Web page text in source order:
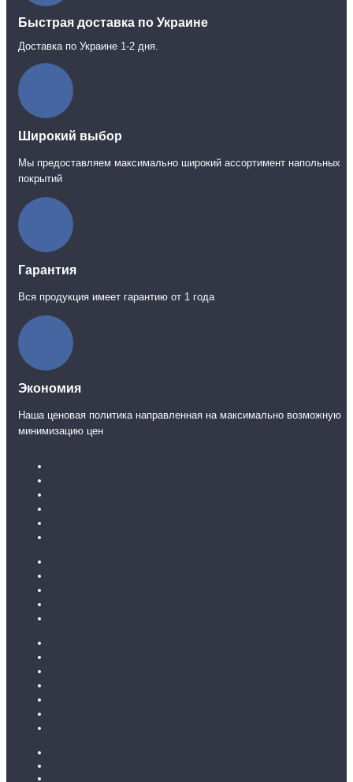
Быстрая доставка по Украине
Доставка по Украине 1-2 дня.
Широкий выбор
Мы предоставляем максимально широкий ассортимент напольных
покрытий
Гарантия
Вся продукция имеет гарантию от 1 года
Экономия
Наша ценовая политика направленная на максимально возможную
минимизацию цен